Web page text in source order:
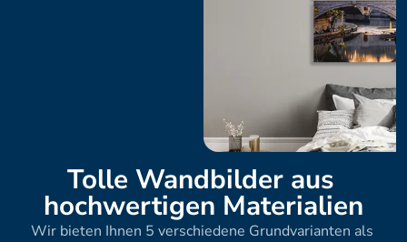
Tolle Wandbilder aus
hochwertigen Materialien
Wir bieten Ihnen 5 verschiedene Grundvarianten als